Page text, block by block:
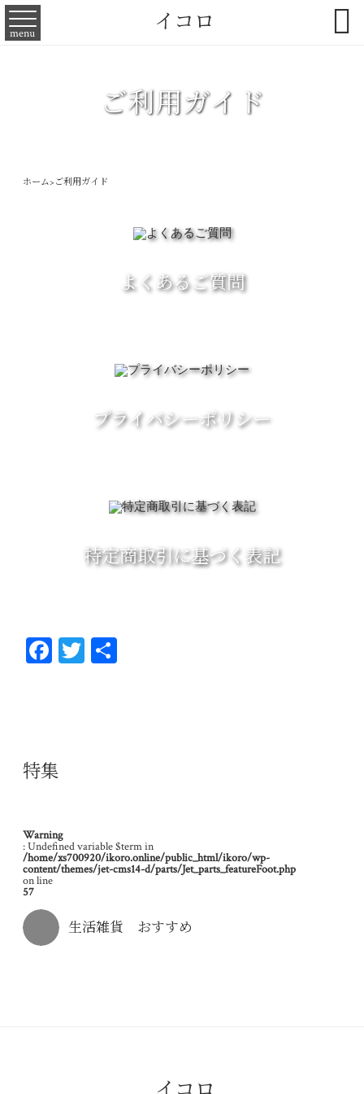
イコロ
menu 
ご利用ガイド
ホーム> ご利用ガイド
よくあるご質問
プライバシーポリシー
特定商取引に基づく表記
Fa T
特集
Warning
: Undefined variable $term in
/home/xs700920/ikoro.online/public_html/ikoro/wp-
content/themes/jet-cms14-d/parts/Jet_parts_featureFoot.php
on line
57
生活雑貨 おすすめ